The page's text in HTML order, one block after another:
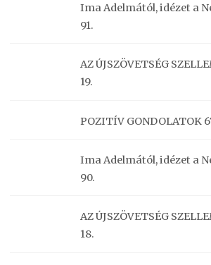
Ima Adelmától, idézet a
91.
AZ ÚJSZÖVETSÉG
19.
POZITÍV GONDOLATOK
Ima Adelmától, idézet a
90.
AZ ÚJSZÖVETSÉG
18.